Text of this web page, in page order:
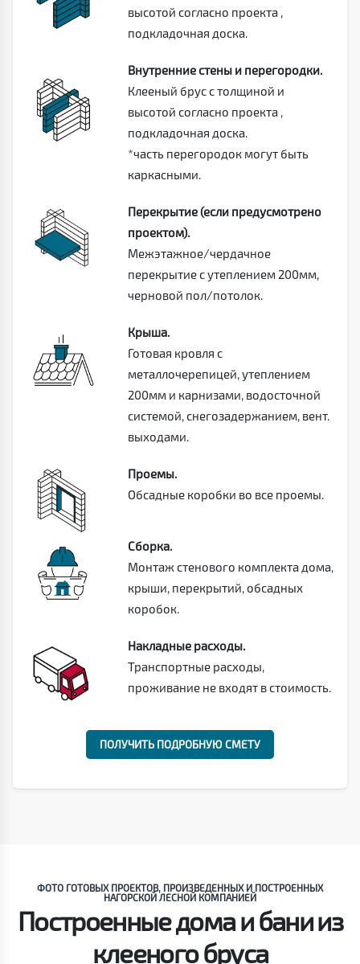
высотой согласно проекта ,
подкладочная доска.
Внутренние стены и перегородки.
Клееный брус с толщиной и
высотой согласно проекта ,
подкладочная доска.
*часть перегородок могут быть
каркасными.
Перекрытие (если предусмотрено
проектом).
Межэтажное/чердачное
перекрытие с утеплением 200мм,
черновой пол/потолок.
Крыша.
Готовая кровля с
металлочерепицей, утеплением
200мм и карнизами, водосточной
системой, снегозадержанием, вент.
выходами.
Проемы.
Обсадные коробки во все проемы.
Сборка.
Монтаж стенового комплекта дома,
крыши, перекрытий, обсадных
коробок.
Накладные расходы.
Транспортные расходы,
проживание не входят в стоимость.
ПОЛУЧИТЬ ПОДРОБНУЮ СМЕТУ
ФОТО ГОТОВЫХ ПРОЕКТОВ, ПРОИЗВЕДЕННЫХ И ПОСТРОЕННЫХ
НАГОРСКОЙ ЛЕСНОЙ КОМПАНИЕЙ
Построенные дома и бани из
клееного бруса